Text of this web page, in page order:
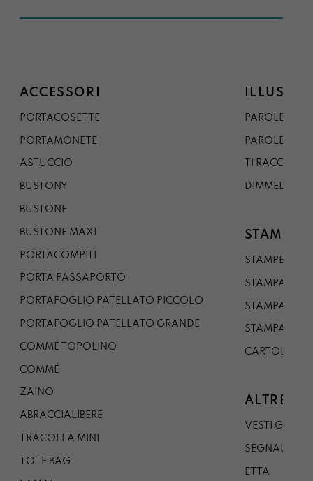
ACCESSORI
PORTACOSETTE
PORTAMONETE
ASTUCCIO
BUSTONY
BUSTONE
BUSTONE MAXI
PORTACOMPITI
PORTA PASSAPORTO
PORTAFOGLIO PATELLATO PICCOLO
PORTAFOGLIO PATELLATO GRANDE
COMMÉ TOPOLINO
COMMÉ
ZAINO
ABRACCIALIBERE
TRACOLLA MINI
TOTE BAG
PAROLE DAL
PAROLE DA
TI
DIMMELO
STAMPE
STAMPE A5
STAMPA A3
STAMPA A1
STAMPA A0
CARTOLINA
ALTRE
VESTI
SEGNALIBRO
ETTA